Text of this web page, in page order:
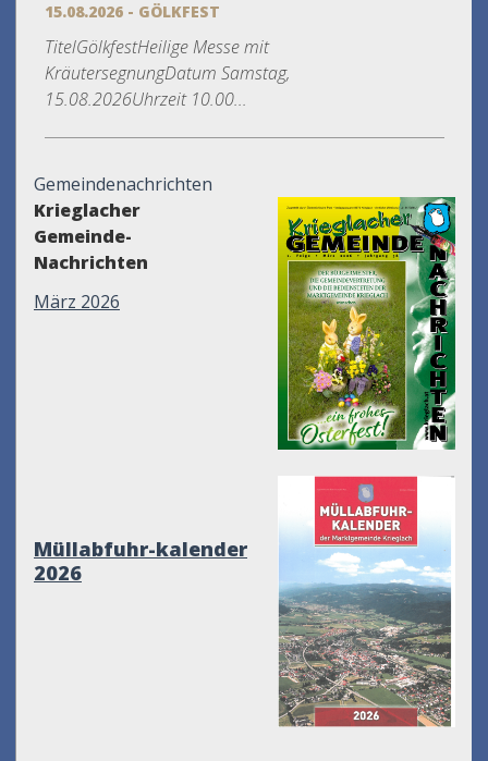
15.08.2026 - GÖLKFEST
TitelGölkfestHeilige Messe mit
KräutersegnungDatum Samstag,
15.08.2026Uhrzeit 10.00...
Gemeindenachrichten
Krieglacher
Gemeinde-
Nachrichten
März 2026
Müllabfuhr-kalender
2026